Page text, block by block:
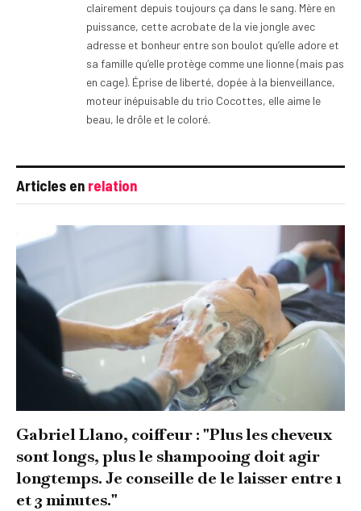
clairement depuis toujours ça dans le sang. Mère en
puissance, cette acrobate de la vie jongle avec
adresse et bonheur entre son boulot qu’elle adore et
sa famille qu’elle protège comme une lionne (mais pas
en cage). Éprise de liberté, dopée à la bienveillance,
moteur inépuisable du trio Cocottes, elle aime le
beau, le drôle et le coloré.
Articles en relation
Gabriel Llano, coiffeur : "Plus les cheveux
sont longs, plus le shampooing doit agir
longtemps. Je conseille de le laisser entre 1
et 3 minutes."